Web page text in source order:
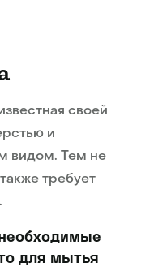
своей
и
видом. Тем не
требует
для мытья